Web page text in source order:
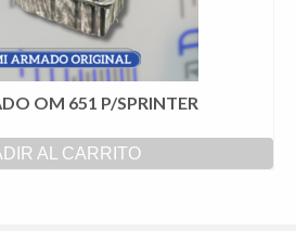
OM 651 P/SPRINTER
AL CARRITO